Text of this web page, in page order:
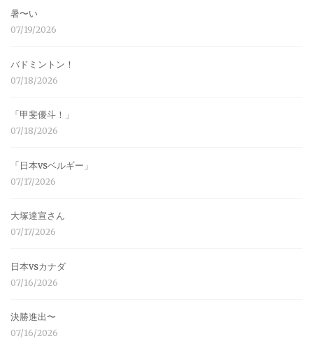
暑〜い
07/19/2026
バドミントン！
07/18/2026
「甲斐優斗！」
07/18/2026
「日本vsベルギー」
07/17/2026
大塚達宣さん
07/17/2026
日本vsカナダ
07/16/2026
決勝進出〜
07/16/2026